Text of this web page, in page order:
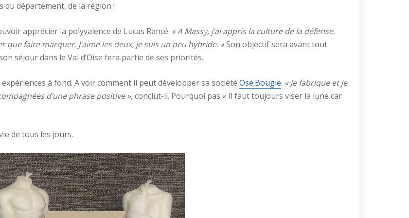
département, de la région !
apprécier la polyvalence de Lucas Rancé. « A Massy, j’ai appris la culture de la défense.
que faire marquer. J’aime les deux, je suis un peu hybride. »Son objectif sera avant tout
séjour dans le Val d’Oise fera partie de ses priorités.
à fond. A voir comment il peut développer sa société Ose.Bougie. « Je fabrique et je
d’une phrase positive »,conclut-il. Pourquoi pas « Il faut toujours viser la lune car
de tous les jours.